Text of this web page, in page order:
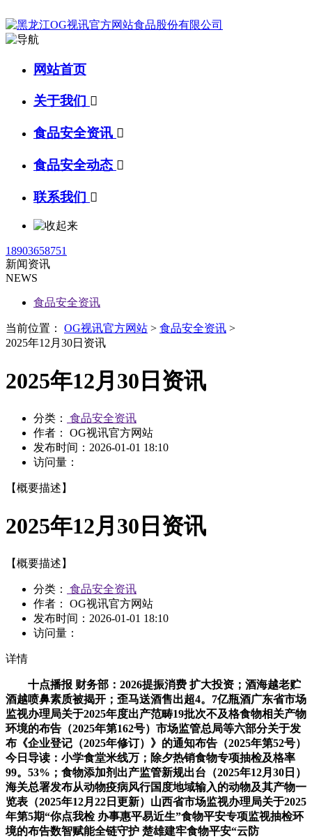
网站首页
关于我们 
食品安全资讯 
食品安全动态 
联系我们 
18903658751
新闻资讯
NEWS
食品安全资讯
当前位置： OG视讯官方网站 > 食品安全资讯 >
2025年12月30日资讯
2025年12月30日资讯
分类：
食品安全资讯
作者： OG视讯官方网站
发布时间： 2026-01-01 18:10
访问量：
【概要描述】
2025年12月30日资讯
【概要描述】
分类：
食品安全资讯
作者： OG视讯官方网站
发布时间： 2026-01-01 18:10
访问量：
详情
十点播报 财务部：2026提振消费 扩大投资；酒海越老贮
酒越喷鼻素质被揭开；歪马送酒售出超4。7亿瓶酒广东省市场
监视办理局关于2025年度出产范畴19批次不及格食物相关产物
环境的布告（2025年第162号）市场监管总局等六部分关于发
布《企业登记（2025年修订）》的通知布告（2025年第52号）
今日导读：小学食堂米线万；除夕热销食物专项抽检及格率
99。53%；食物添加剂出产监管新规出台（2025年12月30日）
海关总署发布从动物疫病风行国度地域输入的动物及其产物一
览表（2025年12月22日更新）山西省市场监视办理局关于2025
年第5期“你点我检 办事惠平易近生”食物平安专项监视抽检环
境的布告数智赋能全链守护 楚雄建牢食物平安“云防